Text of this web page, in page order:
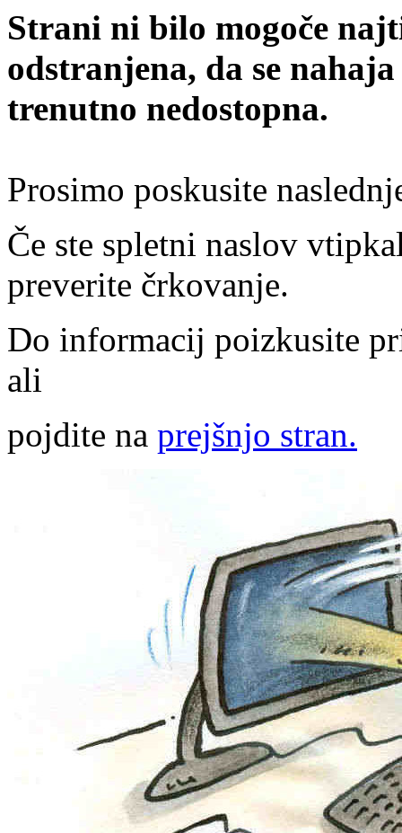
Strani ni bilo mogoče
odstranjena, da se
trenutno nedostopna.
Prosimo poskusite
Če ste spletni naslov
preverite črkovanje.
Do informacij poizkusite
ali
pojdite na prejšnjo stran.